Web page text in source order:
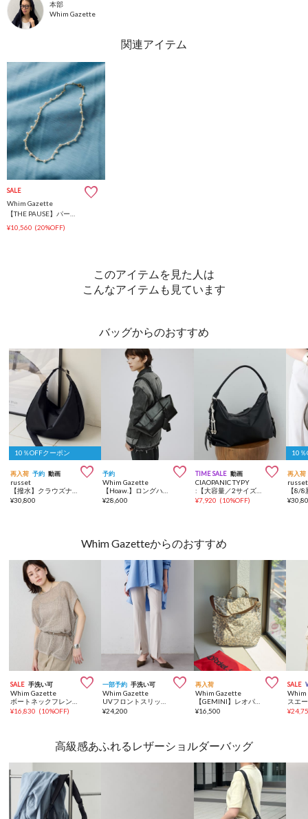
本部
Whim Gazette
SALE
Whim Gazette
【THE PAUSE】パールチョーカー
¥10,560 (20%OFF)
このアイテムを見た人は
こんなアイテムも見ています
バッグからのおすすめ
10％OFFクーポン
再入荷 予約 動画 
russet
¥30,800
予約 
Whim Gazette
¥28,600
TIME SALE 動画 
CIAOPANIC TYPY
:【大容量／2サイズ展開】チャーム付きワンハンドルベルトデザインバック
¥7,920 (10%OFF)
10％
再入荷
russet
¥
Whim Gazetteからのおすすめ
SALE 手洗い可 
Whim Gazette
¥16,830 (10%OFF)
一部予約 手洗い可 
Whim Gazette
¥24,200
再入荷 
Whim Gazette
【GEMINI】レオパードトート
¥16,500
SALE
Whim
¥
高級感あふれるレザーショルダーバッグ